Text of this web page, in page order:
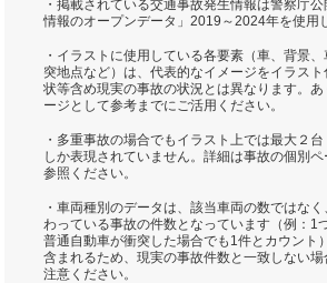
・掲載されている交通事故発生情報は警察庁
情報のオープンデータ」2019～2024年を使用
・イラストに使用している各要素（車、背景
突地点など）は、代表的なイメージをイラス
状等含め現実の事故の状況とは異なります。
ージとして参考までにご活用ください。
・多重事故の場合でもイラスト上では最大２
しか表現されていません。詳細は事故の個別
参照ください。
・車両種別のデータは、該当車両の数ではな
わっている事故の件数となっています（例：1
普通自動車が衝突した場合でも1件とカウント
含まれるため、現実の事故件数と一致しない
注意ください。